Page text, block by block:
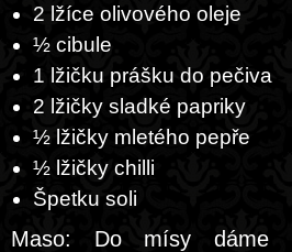
2 lžíce olivového oleje
½ cibule
1 lžičku prášku do pečiva
2 lžičky sladké papriky
½ lžičky mletého pepře
½ lžičky chilli
Špetku soli
Maso: Do mísy dáme